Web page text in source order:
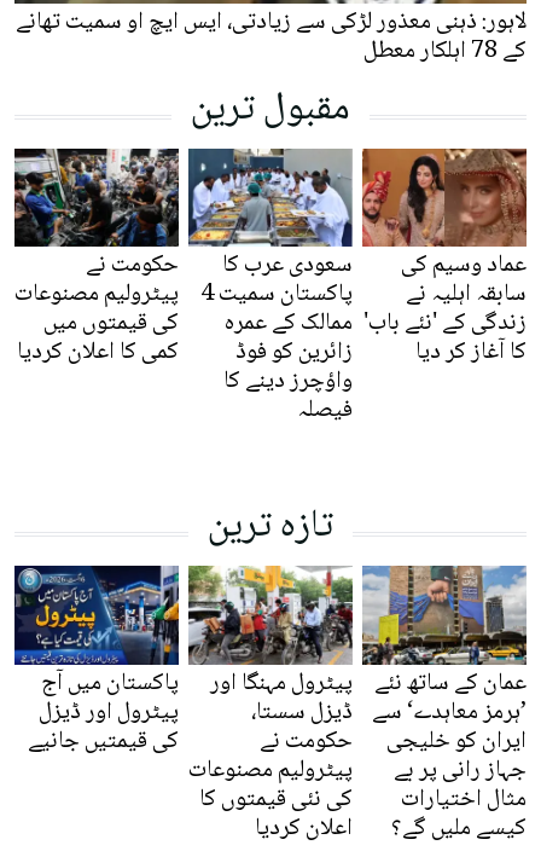
لاہور: ذہنی معذور لڑکی سے زیادتی، ایس ایچ او سمیت تھانے
کے 78 اہلکار معطل
مقبول ترین
عماد وسیم کی
سابقہ اہلیہ نے
زندگی کے 'نئے باب'
کا آغاز کر دیا
سعودی عرب کا
پاکستان سمیت 4
ممالک کے عمرہ
زائرین کو فوڈ
واؤچرز دینے کا
فیصلہ
حکومت نے
پیٹرولیم مصنوعات
کی قیمتوں میں
کمی کا اعلان کردیا
تازہ ترین
عمان کے ساتھ نئے
’ہرمز معاہدے‘ سے
ایران کو خلیجی
جہاز رانی پر بے
مثال اختیارات
کیسے ملیں گے؟
پیٹرول مہنگا اور
ڈیزل سستا،
حکومت نے
پیٹرولیم مصنوعات
کی نئی قیمتوں کا
اعلان کردیا
پاکستان میں آج
پیٹرول اور ڈیزل
کی قیمتیں جانیے